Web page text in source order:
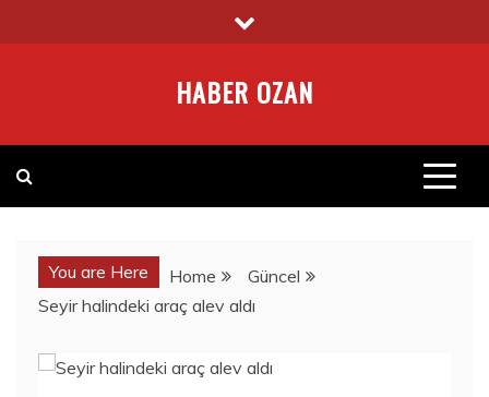
to
HABER OZAN
You are Here Home
Güncel
Seyir halindeki araç alev aldı